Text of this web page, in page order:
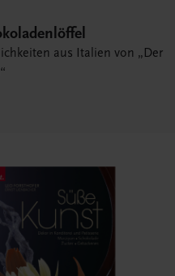
aus Italien von „Der